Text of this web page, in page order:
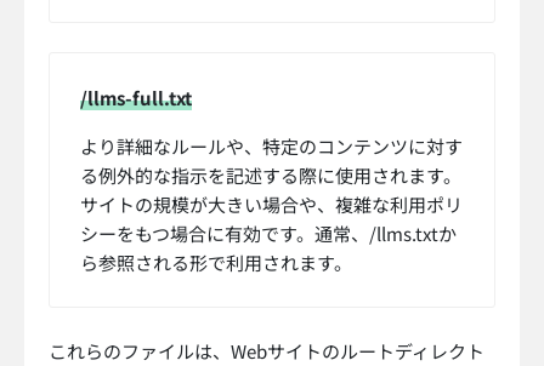
/llms-full.txt
より詳細なルールや、特定のコンテンツに対す
る例外的な指示を記述する際に使用されます。
サイトの規模が大きい場合や、複雑な利用ポリ
シーをもつ場合に有効です。通常、/llms.txtか
ら参照される形で利用されます。
これらのファイルは、Webサイトのルートディレクト